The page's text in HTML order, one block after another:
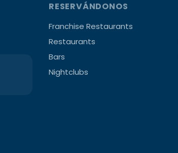
RESERVÁNDONOS
Franchise Restaurants
Restaurants
Bars
Nightclubs